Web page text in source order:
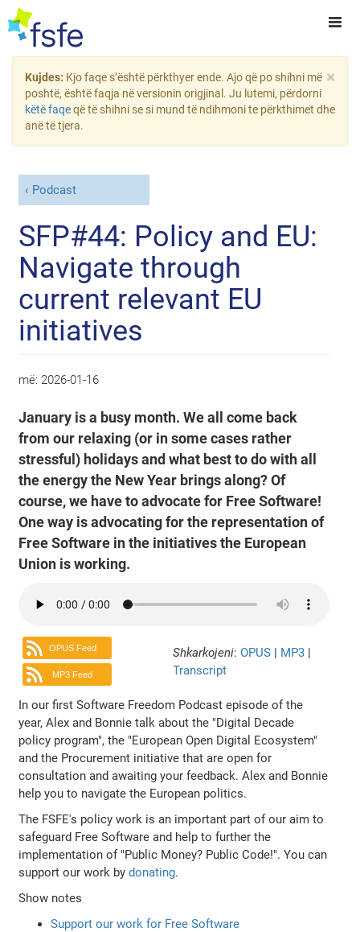
×
Kujdes: Kjo faqe s’është përkthyer ende. Ajo që po shihni më
poshtë, është faqja në versionin origjinal. Ju lutemi, përdorni
këtë faqeqë të shihni se si mund të ndihmoni te përkthimet dhe
anë të tjera.
Podcast
SFP#44: Policy and EU:
Navigate through
current relevant EU
initiatives
më: 2026-01-16
January is a busy month. We all come back
from our relaxing (or in some cases rather
stressful) holidays and what best to do with all
the energy the New Year brings along? Of
course, we have to advocate for Free Software!
One way is advocating for the representation of
Free Software in the initiatives the European
Union is working.
OPUS Feed
MP3 Feed
Shkarkojeni: OPUS | MP3 |
Transcript
In our first Software Freedom Podcast episode of the
year, Alex and Bonnie talk about the "Digital Decade
policy program", the "European Open Digital Ecosystem"
and the Procurement initiative that are open for
consultation and awaiting your feedback. Alex and Bonnie
help you to navigate the European politics.
The FSFE's policy work is an important part of our aim to
safeguard Free Software and help to further the
implementation of "Public Money? Public Code!". You can
support our work bydonating.
Show notes
Support our work for Free Software